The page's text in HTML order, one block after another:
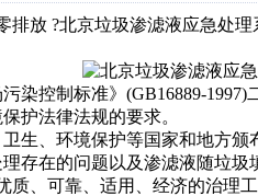
放 ?北京垃圾渗滤液应急处理
控制标准》(GB16889-1997)
法律法规的要求。
、环境保护等国家和地方颁
在的问题以及渗滤液随垃圾
质、可靠、适用、经济的治理